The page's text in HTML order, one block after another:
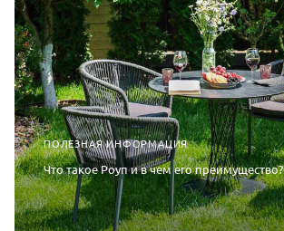
ПОЛЕЗНАЯ ИНФОРМАЦИЯ
Что такое Роуп и в чем его преимущество?